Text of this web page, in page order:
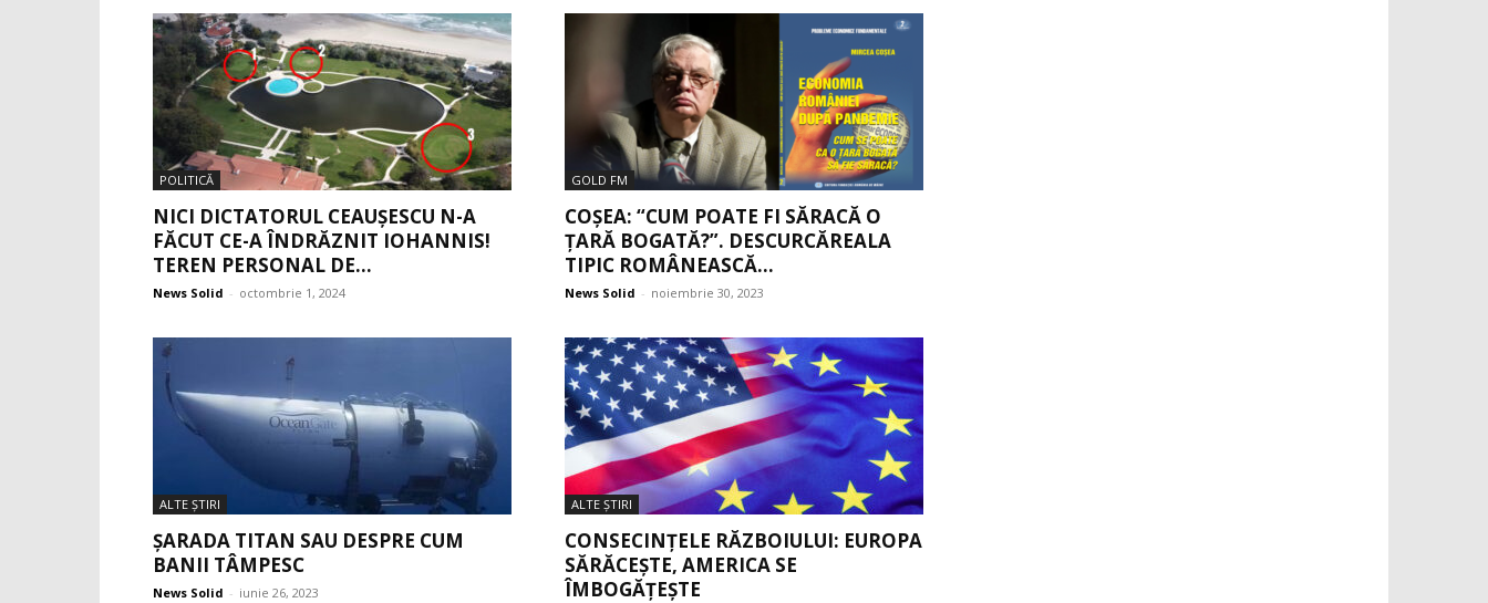
POLITICĂ
NICI DICTATORUL CEAUȘESCU N-A
FĂCUT CE-A ÎNDRĂZNIT IOHANNIS!
TEREN PERSONAL DE...
News Solid - octombrie 1, 2024
GOLD FM
COȘEA: “CUM POATE FI SĂRACĂ O
ȚARĂ BOGATĂ?”. DESCURCĂREALA
TIPIC ROMÂNEASCĂ...
News Solid - noiembrie 30, 2023
ALTE ŞTIRI
ȘARADA TITAN SAU DESPRE CUM
BANII TÂMPESC
News Solid - iunie 26, 2023
ALTE ŞTIRI
CONSECINȚELE RĂZBOIULUI: EUROPA
SĂRĂCEȘTE, AMERICA SE
ÎMBOGĂȚEȘTE